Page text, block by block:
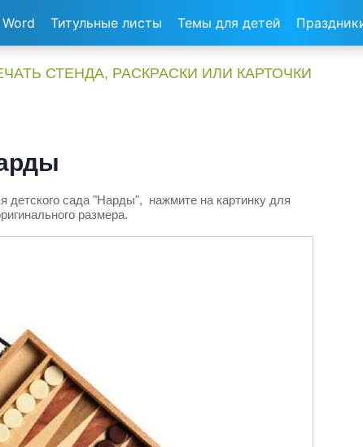
Титульные листы Темы для детей
СТЕНДА, РАСКРАСКИ ИЛИ КАРТОЧКИ
детского сада "Нарды", нажмите на картинку для
размера.